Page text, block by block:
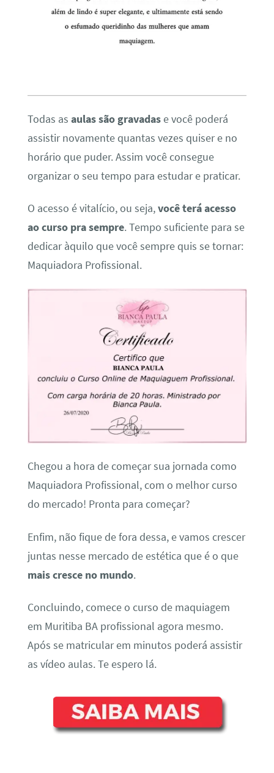
Todas as aulas são gravadase você poderá
assistir novamente quantas vezes quiser e no
horário que puder. Assim você consegue
organizar o seu tempo para estudar e praticar.
O acesso é vitalício, ou seja,você terá acesso
ao curso pra sempre. Tempo suficiente para se
dedicar àquilo que você sempre quis se tornar:
Maquiadora Profissional.
Chegou a hora de começar sua jornada como
Maquiadora Profissional, com o melhor curso
do mercado! Pronta para começar?
Enfim, não fique de fora dessa, e vamos crescer
juntas nesse mercado de estética que é o que
mais cresce no mundo.
Concluindo, comece o curso de maquiagem
em Muritiba BA profissional agora mesmo.
Após se matricular em minutos poderá assistir
as vídeo aulas. Te espero lá.